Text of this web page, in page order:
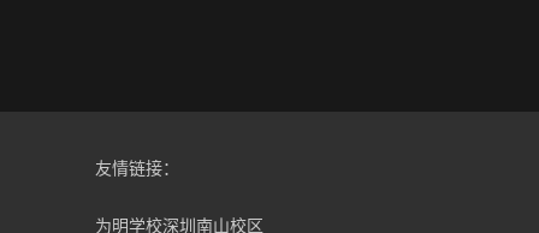
友情链接：
为明学校深圳南山校区